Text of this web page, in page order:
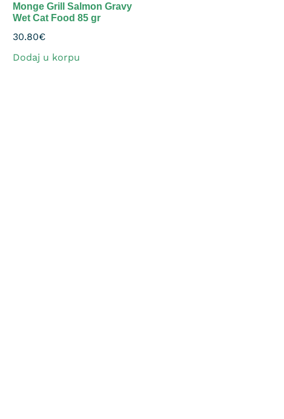
Monge Grill Salmon Gravy
Wet Cat Food 85 gr
30.80€
Dodaj u korpu